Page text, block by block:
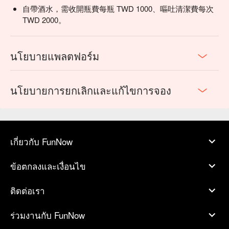
自帶酒水，需收開瓶費每瓶 TWD 1000、嘔吐清潔費每次
TWD 2000。
นโยบายแพลตฟอร์ม
นโยบายการยกเลิกและแก้ไขการจอง
เกี่ยวกับ FunNow
ข้อตกลงและเงื่อนไข
ติดต่อเรา
ร่วมงานกับ FunNow